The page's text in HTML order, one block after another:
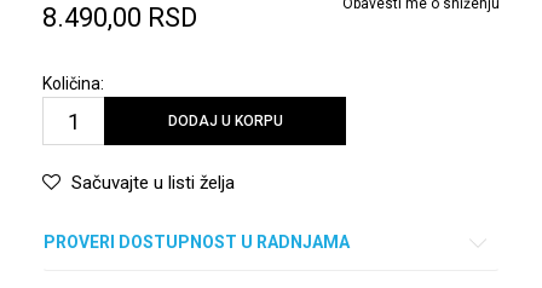
8.490,00 RSD Obavesti me o sniženju
Količina:
DODAJ U KORPU
Sačuvajte u listi želja
PROVERI DOSTUPNOST U RADNJAMA